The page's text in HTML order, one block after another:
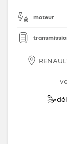
moteur